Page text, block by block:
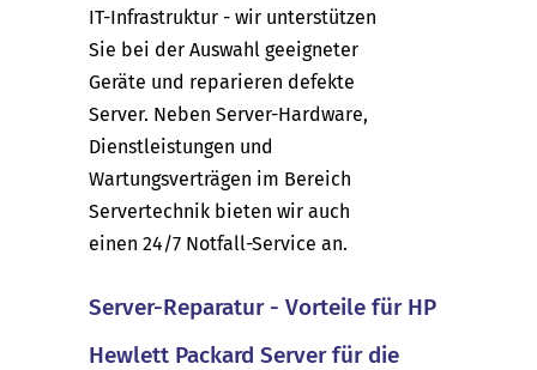
IT-Infrastruktur - wir unterstützen
Sie bei der Auswahl geeigneter
Geräte und reparieren defekte
Server. Neben Server-Hardware,
Dienstleistungen und
Wartungsverträgen im Bereich
Servertechnik bieten wir auch
einen 24/7 Notfall-Service an.
Server-Reparatur - Vorteile für HP
Hewlett Packard Server für die